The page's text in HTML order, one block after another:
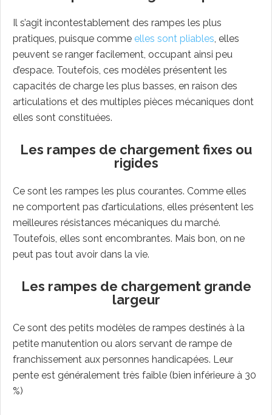
Il s’agit incontestablement des rampes les plus
pratiques, puisque comme elles sont pliables, elles
peuvent se ranger facilement, occupant ainsi peu
d’espace. Toutefois, ces modèles présentent les
capacités de charge les plus basses, en raison des
articulations et des multiples pièces mécaniques dont
elles sont constituées.
Les rampes de chargement fixes ou
rigides
Ce sont les rampes les plus courantes. Comme elles
ne comportent pas d’articulations, elles présentent les
meilleures résistances mécaniques du marché.
Toutefois, elles sont encombrantes. Mais bon, on ne
peut pas tout avoir dans la vie.
Les rampes de chargement grande
largeur
Ce sont des petits modèles de rampes destinés à la
petite manutention ou alors servant de rampe de
franchissement aux personnes handicapées. Leur
pente est généralement très faible (bien inférieure à 30
%)